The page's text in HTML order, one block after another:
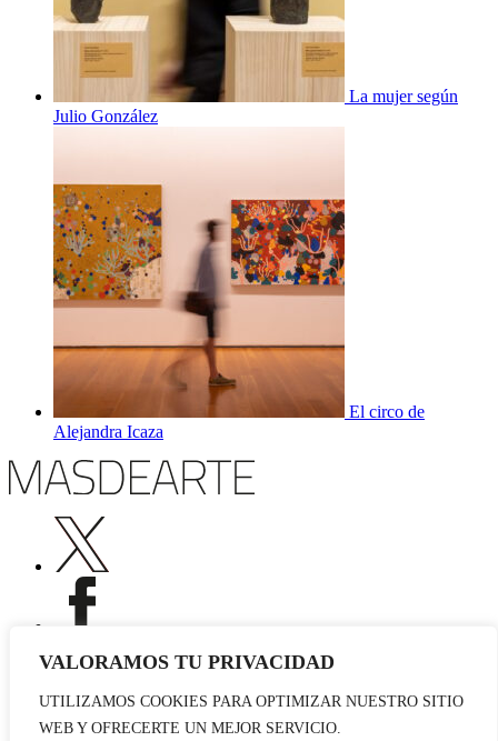
VALORAMOS TU PRIVACIDAD
UTILIZAMOS COOKIES PARA OPTIMIZAR NUESTRO SITIO
WEB Y OFRECERTE UN MEJOR SERVICIO.
La mujer según
Julio González
El circo de
Alejandra Icaza
Publicidad